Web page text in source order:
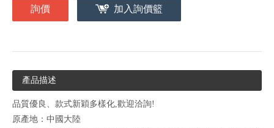
詢價 加入詢價籃
產品描述
品質優良、款式新穎多樣化,歡迎洽詢!
原產地：中國大陸